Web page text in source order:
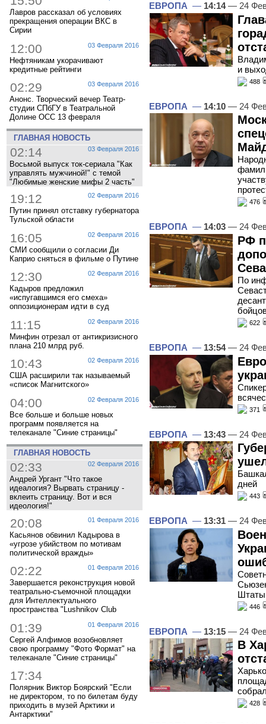
Лавров рассказал об условиях
прекращения операции ВКС в
Сирии
03 Февраля 2016
12:00
Нефтяникам укорачивают
кредитные рейтинги
03 Февраля 2016
02:29
Анонс. Творческий вечер Театр-
студии СПбГУ в Театральной
Долине ОСС 13 февраля
ГЛАВНАЯ НОВОСТЬ
03 Февраля 2016
02:14
Восьмой выпуск ток-сериала "Как
управлять мужчиной!" с темой
"Любимые женские мифы 2 часть"
02 Февраля 2016
19:12
Путин принял отставку губернатора
Тульской области
02 Февраля 2016
16:05
СМИ сообщили о согласии Ди
Каприо сняться в фильме о Путине
02 Февраля 2016
12:30
Кадыров предложил
«испугавшимся его смеха»
оппозиционерам идти в суд
02 Февраля 2016
11:15
Минфин отрезал от антикризисного
плана 210 млрд руб.
02 Февраля 2016
10:43
США расширили так называемый
«список Магнитского»
02 Февраля 2016
04:00
Все больше и больше новых
программ появляется на
телеканале "Синие страницы"
ГЛАВНАЯ НОВОСТЬ
02 Февраля 2016
02:33
Андрей Ургант "Что такое
идеалогия? Вырвать страницу -
вклеить страницу. Вот и вся
идеология!"
01 Февраля 2016
20:08
Касьянов обвинил Кадырова в
«угрозе убийством по мотивам
политической вражды»
01 Февраля 2016
02:22
Завершается реконструкция новой
театрально-съемочной площадки
для Интеллектуального
пространства "Lushnikov Club
01 Февраля 2016
01:39
Сергей Алфимов возобновляет
свою программу "Фото Формат" на
телеканале "Синие страницы"
17:34
Полярник Виктор Боярский "Если
не директором, то по билетам буду
приходить в музей Арктики и
Антарктики"
ЕВРОПА — 14:14— 24
и
488
ЕВРОПА — 14:10 — 24
476
ЕВРОПА — 14:03 — 24
РФ
По
622
ЕВРОПА — 13:54— 24
371
ЕВРОПА — 13:43 — 24
дней
443
ЕВРОПА — 13:31 — 24
Штаты
446
ЕВРОПА — 13:15 — 24
В
428